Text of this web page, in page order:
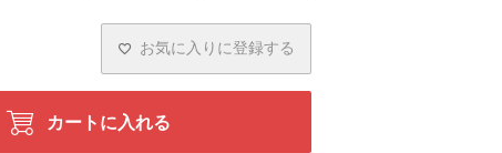
お気に入りに登録する
カートに入れる